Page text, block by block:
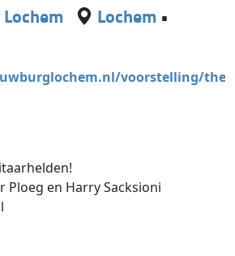
Lochem •
voorstelling/the-
Ploeg en Harry Sacksioni